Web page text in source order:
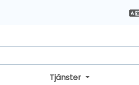
Tjänster